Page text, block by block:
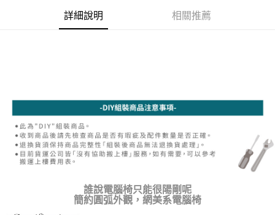
２．關於個人資料處理事宜，請瀏覽以下網址：
https://aftee.tw/terms/#terms3
５．嚴禁一人註冊多個帳號或使用他人資訊註冊。若發現惡意使用之情形，
恩沛科技股份有限公司將有權停止該用戶之使用額度並採取法律行動。
詳細說明 相關推薦
誰說電腦椅只能很陽剛呢
簡約圓弧外觀，網美系電腦椅